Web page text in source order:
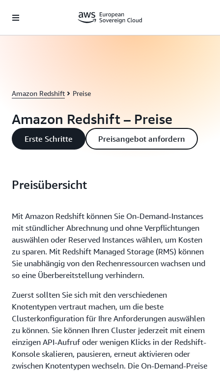
Amazon Redshift Preise
Amazon Redshift – Preise
Erste Schritte Preisangebot anfordern
Preisübersicht
Mit Amazon Redshift können Sie On-Demand-Instances
mit stündlicher Abrechnung und ohne Verpflichtungen
auswählen oder Reserved Instances wählen, um Kosten
zu sparen. Mit Redshift Managed Storage (RMS) können
Sie unabhängig von den Rechenressourcen wachsen und
so eine Überbereitstellung verhindern.
Zuerst sollten Sie sich mit den verschiedenen
Knotentypen vertraut machen, um die beste
Clusterkonfiguration für Ihre Anforderungen auswählen
zu können. Sie können Ihren Cluster jederzeit mit einem
einzigen API-Aufruf oder wenigen Klicks in der Redshift-
Konsole skalieren, pausieren, erneut aktivieren oder
zwischen Knotentypen wechseln. Die On-Demand-Preise